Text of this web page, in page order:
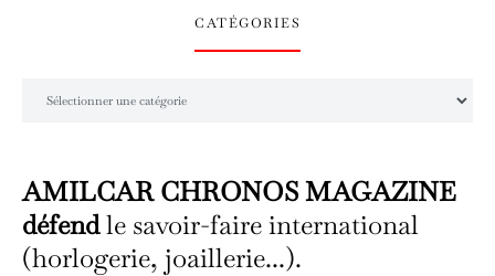
CATÉGORIES
AMILCAR CHRONOS MAGAZINE
défendle savoir-faire international
(horlogerie, joaillerie...).